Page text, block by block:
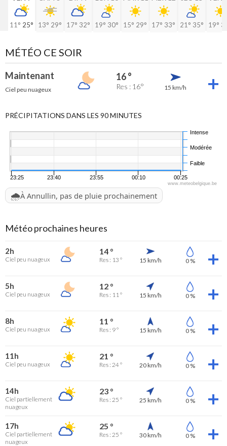
11° 25° 13° 29° 17° 32° 19° 30° 15° 29° 17° 33° 21° 35° 19°
MÉTÉO CE SOIR
Maintenant
Ciel peu nuageux
16 °
Res : 16° 15 km/h
PRÉCIPITATIONS DANS LES 90 MINUTES
23:25 23:40 23:55 00:10 00:25
Faible
Modérée
Intense
www.meteobelgique.be
🌧️À Annullin, pas de pluie prochainement
Météo prochaines heures
2h
Ciel peu nuageux
14 °
Res : 13 ° 15 km/h 0 %
5h
Ciel peu nuageux
12 °
Res : 11 ° 15 km/h 0 %
8h
Ciel peu nuageux
11 °
Res : 9 ° 15 km/h 0 %
11h
Ciel peu nuageux
21 °
Res : 24 ° 20 km/h 0 %
14h
Ciel partiellement
nuageux
23 °
Res : 25 ° 25 km/h 0 %
17h
Ciel partiellement
nuageux
25 °
Res : 25 ° 30 km/h 0 %